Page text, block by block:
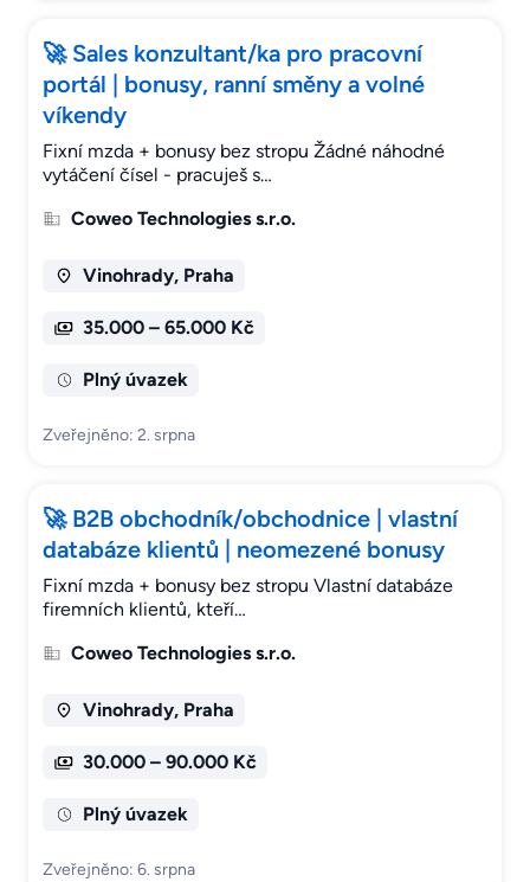
🚀 Sales konzultant/ka pro pracovní
portál | bonusy, ranní směny a volné
víkendy
Fixní mzda + bonusy bez stropu Žádné náhodné
vytáčení čísel - pracuješ s…
Coweo Technologies s.r.o.
Vinohrady, Praha
35.000 – 65.000 Kč
Plný úvazek
Zveřejněno: 2. srpna
🚀 B2B obchodník/obchodnice | vlastní
databáze klientů | neomezené bonusy
Fixní mzda + bonusy bez stropu Vlastní databáze
firemních klientů, kteří…
Coweo Technologies s.r.o.
Vinohrady, Praha
30.000 – 90.000 Kč
Plný úvazek
Zveřejněno: 6. srpna